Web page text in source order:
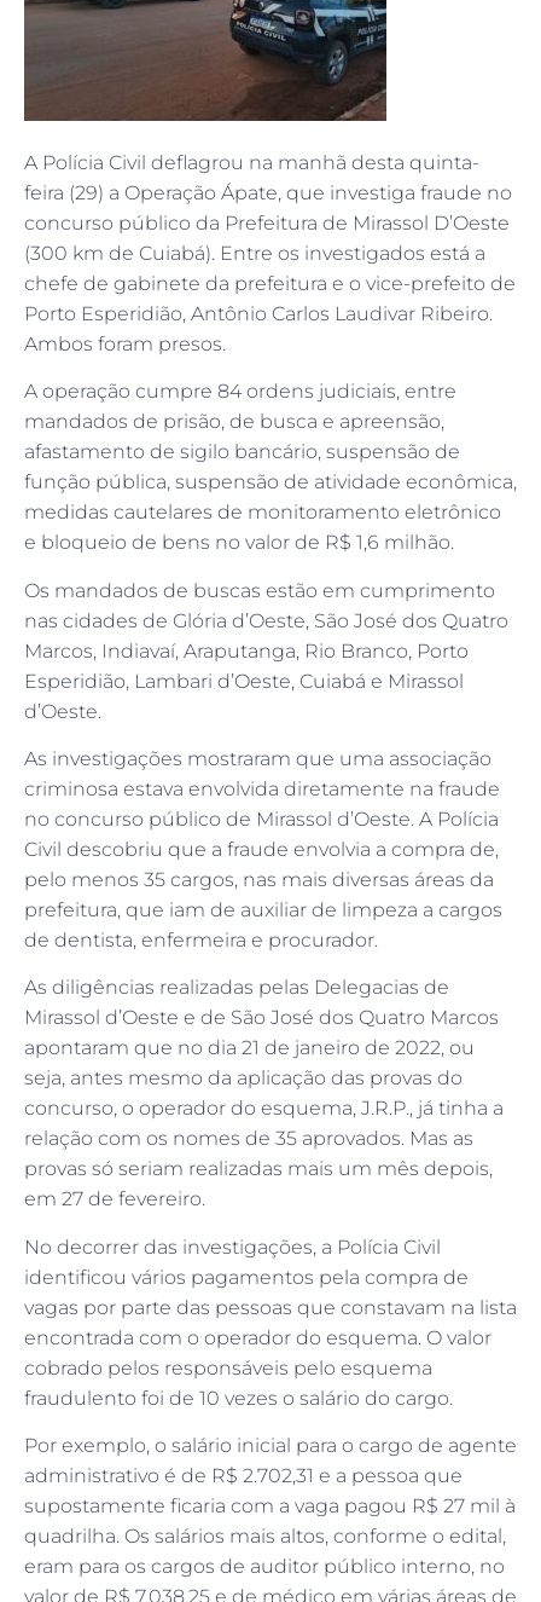
A Polícia Civil deflagrou na manhã desta quinta-
feira (29) a Operação Ápate, que investiga fraude no
concurso público da Prefeitura de Mirassol D’Oeste
(300 km de Cuiabá). Entre os investigados está a
chefe de gabinete da prefeitura e o vice-prefeito de
Porto Esperidião, Antônio Carlos Laudivar Ribeiro.
Ambos foram presos.
A operação cumpre 84 ordens judiciais, entre
mandados de prisão, de busca e apreensão,
afastamento de sigilo bancário, suspensão de
função pública, suspensão de atividade econômica,
medidas cautelares de monitoramento eletrônico
e bloqueio de bens no valor de R$ 1,6 milhão.
Os mandados de buscas estão em cumprimento
nas cidades de Glória d’Oeste, São José dos Quatro
Marcos, Indiavaí, Araputanga, Rio Branco, Porto
Esperidião, Lambari d’Oeste, Cuiabá e Mirassol
d’Oeste.
As investigações mostraram que uma associação
criminosa estava envolvida diretamente na fraude
no concurso público de Mirassol d’Oeste. A Polícia
Civil descobriu que a fraude envolvia a compra de,
pelo menos 35 cargos, nas mais diversas áreas da
prefeitura, que iam de auxiliar de limpeza a cargos
de dentista, enfermeira e procurador.
As diligências realizadas pelas Delegacias de
Mirassol d’Oeste e de São José dos Quatro Marcos
apontaram que no dia 21 de janeiro de 2022, ou
seja, antes mesmo da aplicação das provas do
concurso, o operador do esquema, J.R.P., já tinha a
relação com os nomes de 35 aprovados. Mas as
provas só seriam realizadas mais um mês depois,
em 27 de fevereiro.
No decorrer das investigações, a Polícia Civil
identificou vários pagamentos pela compra de
vagas por parte das pessoas que constavam na lista
encontrada com o operador do esquema. O valor
cobrado pelos responsáveis pelo esquema
fraudulento foi de 10 vezes o salário do cargo.
Por exemplo, o salário inicial para o cargo de agente
administrativo é de R$ 2.702,31 e a pessoa que
supostamente ficaria com a vaga pagou R$ 27 mil à
quadrilha. Os salários mais altos, conforme o edital,
eram para os cargos de auditor público interno, no
valor de R$ 7.038,25 e de médico em várias áreas de